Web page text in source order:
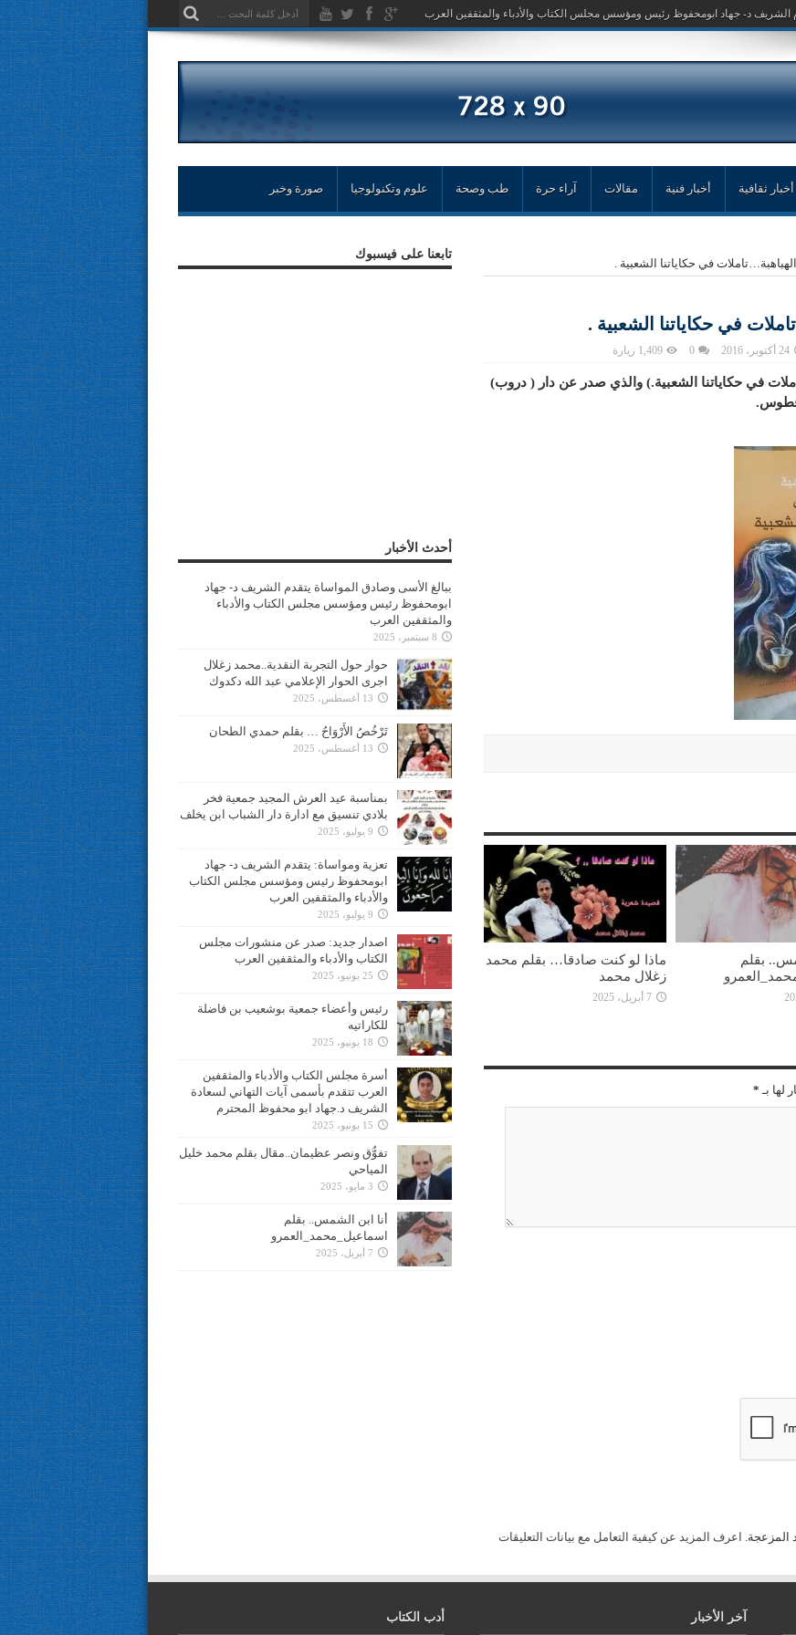
أخبار ثقافية أخبار فنية مقالات آراء حرة طب وصحة علوم وتكنولوجيا صورة وخبر
في حكاياتنا الشعبية .
في حكاياتنا الشعبية .
24 أكتوبر، 2016 0 1,409 زيارة
في حكاياتنا الشعبية.) والذي صدر عن دار ( دروب)
قطوس.
بقلم
ماذا لو كنت صادقا… بقلم محمد
زغلال محمد
7 أبريل، 2025
لها بـ *
المزعجة. اعرف المزيد عن كيفية التعامل مع بيانات التعليقات
تابعنا على فيسبوك
أحدث الأخبار
ببالغ الأسى وصادق المواساة يتقدم الشريف د- جهاد
ابومحفوظ رئيس ومؤسس مجلس الكتاب والأدباء
والمثقفين العرب
8 سبتمبر، 2025
حوار حول التجربة النقدية..محمد زغلال
اجرى الحوار الإعلامي عبد الله دكدوك
13 أغسطس، 2025
تَرْخُصُ الأَرْوَاحُ … بقلم حمدي الطحان
13 أغسطس، 2025
بمناسبة عيد العرش المجيد جمعية فخر
بلادي تنسيق مع ادارة دار الشباب ابن يخلف
9 يوليو، 2025
تعزية ومواساة: يتقدم الشريف د- جهاد
ابومحفوظ رئيس ومؤسس مجلس الكتاب
والأدباء والمثقفين العرب
9 يوليو، 2025
اصدار جديد: صدر عن منشورات مجلس
الكتاب والأدباء والمثقفين العرب
25 يونيو، 2025
رئيس وأعضاء جمعية بوشعيب بن فاضلة
للكاراتيه
18 يونيو، 2025
أسرة مجلس الكتاب والأدباء والمثقفين
العرب تتقدم بأسمى آيات التهاني لسعادة
الشريف د.جهاد ابو محفوظ المحترم
15 يونيو، 2025
تفوُّق ونصر عظيمان..مقال بقلم محمد خليل
المياحي
3 مايو، 2025
أنا ابن الشمس.. بقلم
اسماعيل_محمد_العمرو
7 أبريل، 2025
آخر الأخبار أدب الكتاب